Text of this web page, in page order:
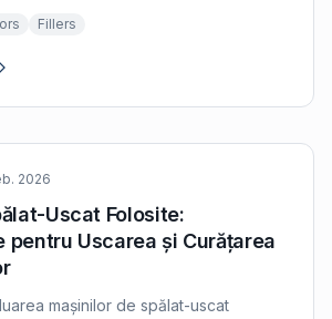
Fillers
2026
Uscat Folosite:
pentru Uscarea și Curățarea
mașinilor de spălat-uscat